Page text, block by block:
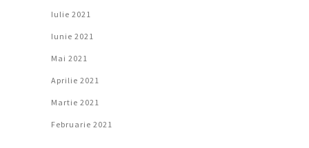
Iulie 2021
Iunie 2021
Mai 2021
Aprilie 2021
Martie 2021
Februarie 2021